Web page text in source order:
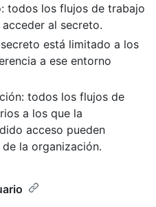
todos los flujos de trabajo
al secreto.
está limitado a los
a ese entorno
todos los flujos de
a los que la
acceso pueden
la organización.